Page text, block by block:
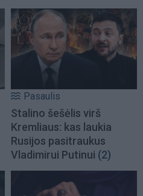
Pasaulis
Stalino šešėlis virš
Kremliaus: kas laukia
Rusijos pasitraukus
Vladimirui Putinui (2)